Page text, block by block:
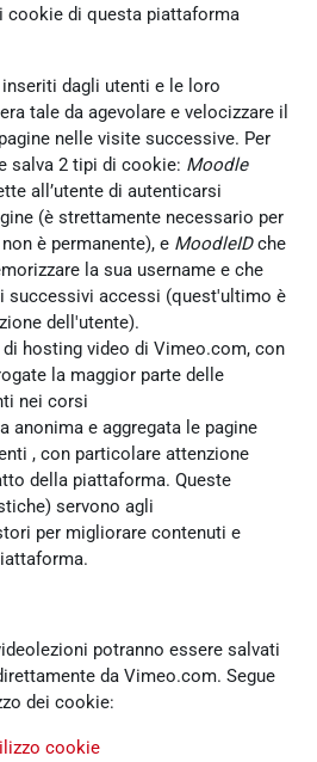
cookie di questa piattaforma
dagli utenti e le loro
tale da agevolare e velocizzare il
nelle visite successive. Per
salva 2 tipi di cookie: Moodle
all’utente di autenticarsi
(è strettamente necessario per
è permanente), e MoodleIDche
la sua username e che
successivi accessi (quest'ultimo è
dell'utente).
hosting video di Vimeo.com, con
la maggior parte delle
nei corsi
anonima e aggregata le pagine
, con particolare attenzione
della piattaforma. Queste
servono agli
per migliorare contenuti e
potranno essere salvati
da Vimeo.com. Segue
dei cookie:
cookie